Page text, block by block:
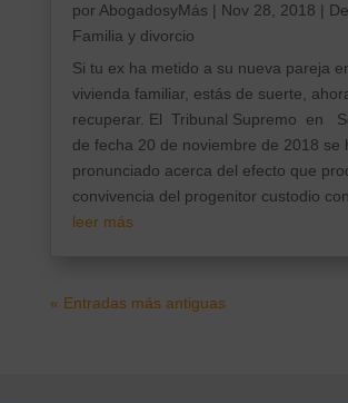
por AbogadosyMás | Nov 28, 2018 |
Familia y divorcio
Si tu ex ha metido a su nueva pareja
vivienda familiar, estás de suerte,
recuperar. El Tribunal Supremo en
de fecha 20 de noviembre de 2018 se
pronunciado acerca del efecto que
convivencia del progenitor custodio
leer más
« Entradas más antiguas